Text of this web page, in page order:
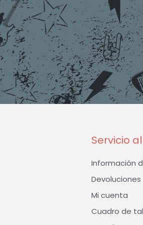
Servicio
Información
Devoluciones
Mi cuenta
Cuadro de